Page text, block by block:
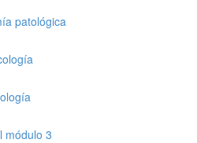
patológica
módulo 3